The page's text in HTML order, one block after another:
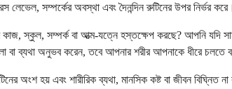
সম্পর্কের অবস্থা এবং দৈনন্দিন রুটিনের উপর নির্ভর করে।
স্কুল, সম্পর্ক বা আত্ম-যত্নে হস্তক্ষেপ করছে? আপনি যদি
বা ব্যথা অনুভব করেন, তবে আপনার শরীর আপনাকে ধীরে চলতে
অংশ হয় এবং শারীরিক ব্যথা, মানসিক কষ্ট বা জীবন